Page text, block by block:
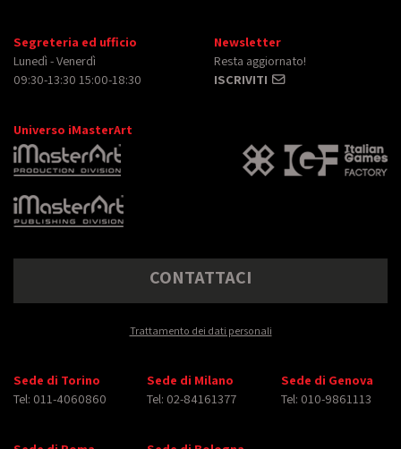
Segreteria ed ufficio
Lunedì - Venerdì
09:30-13:30 15:00-18:30
Newsletter
Resta aggiornato!
ISCRIVITI
Universo iMasterArt
CONTATTACI
Trattamento dei dati personali
Sede di Torino
Tel: 011-4060860
Sede di Milano
Tel: 02-84161377
Sede di Genova
Tel: 010-9861113